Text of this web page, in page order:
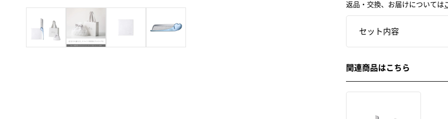
返品・交換、お届けについては
セット内容
関連商品はこちら